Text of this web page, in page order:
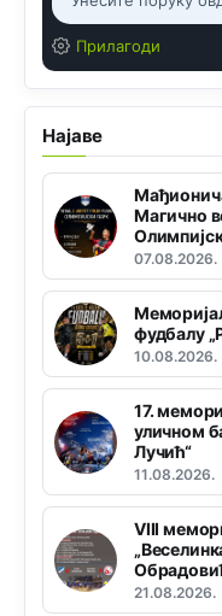
Прилагоди
Најаве
Магично
07.08.2026.
фудбалу
10.08.2026.
17.
уличном
Лучић“
11.08.2026.
VIII
21.08.2026.